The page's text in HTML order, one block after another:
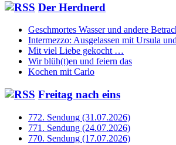
Der Herdnerd
Geschmortes Wasser und andere
Intermezzo: Ausgelassen mit Ursula
Mit viel Liebe gekocht …
Wir blüh(t)en und feiern das
Kochen mit Carlo
Freitag nach eins
772. Sendung (31.07.2026)
771. Sendung (24.07.2026)
770. Sendung (17.07.2026)